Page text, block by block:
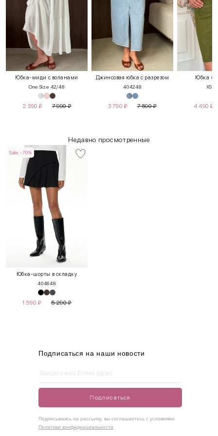
Юбка-миди с воланами
One Size 42/48
2 390 ₽ 7 990₽
Джинсовая юбка с разрезом
404248
3 790 ₽ 7 590₽
Юбка
XS
4 490 ₽
Недавно просмотренные
Sale -70%
Юбка-шорты в складку
404648
1 590 ₽ 5 290₽
RUS
42-50
Как правильно себя обмерить
Подписаться на наши новости
Подписаться
Подписываясь на рассылку, вы соглашаетесь с условиями
Политики конфиденциальности